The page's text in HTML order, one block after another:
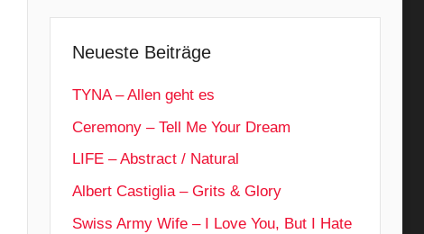
Neueste Beiträge
TYNA – Allen geht es
Ceremony – Tell Me Your Dream
LIFE – Abstract / Natural
Albert Castiglia – Grits & Glory
Swiss Army Wife – I Love You, But I Hate